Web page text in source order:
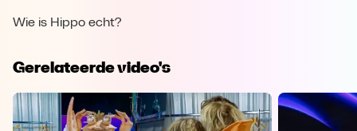
Wie is Hippo echt?
Gerelateerde video's